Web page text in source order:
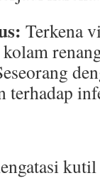
Terkena
terhadap